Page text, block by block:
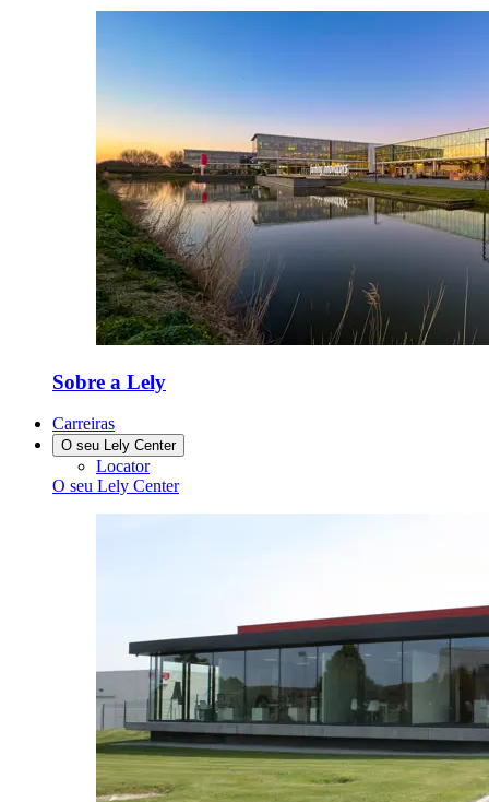
Sobre a Lely
Carreiras
O seu Lely Center
Locator
O seu Lely Center